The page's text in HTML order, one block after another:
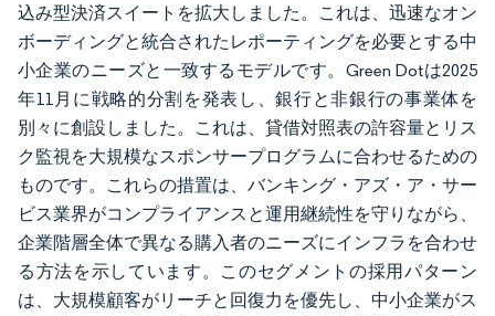
込み型決済スイートを拡大しました。これは、迅速なオン
ボーディングと統合されたレポーティングを必要とする中
小企業のニーズと一致するモデルです。Green Dotは2025
年11月に戦略的分割を発表し、銀行と非銀行の事業体を
別々に創設しました。これは、貸借対照表の許容量とリス
ク監視を大規模なスポンサープログラムに合わせるための
ものです。これらの措置は、バンキング・アズ・ア・サー
ビス業界がコンプライアンスと運用継続性を守りながら、
企業階層全体で異なる購入者のニーズにインフラを合わせ
る方法を示しています。このセグメントの採用パターン
は、大規模顧客がリーチと回復力を優先し、中小企業がス